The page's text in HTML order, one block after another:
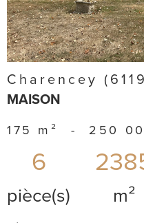
Charencey
MAISON
175 m² - 250
6
pièce(s) m²